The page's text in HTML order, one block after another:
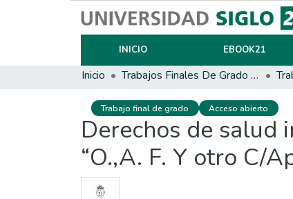
INICIO EBOOK21
Inicio Trabajos Finales De Grado Y Posgrado
Trabajo final de grado Acceso abierto
Derechos de
“O.,A. F. Y otro C/